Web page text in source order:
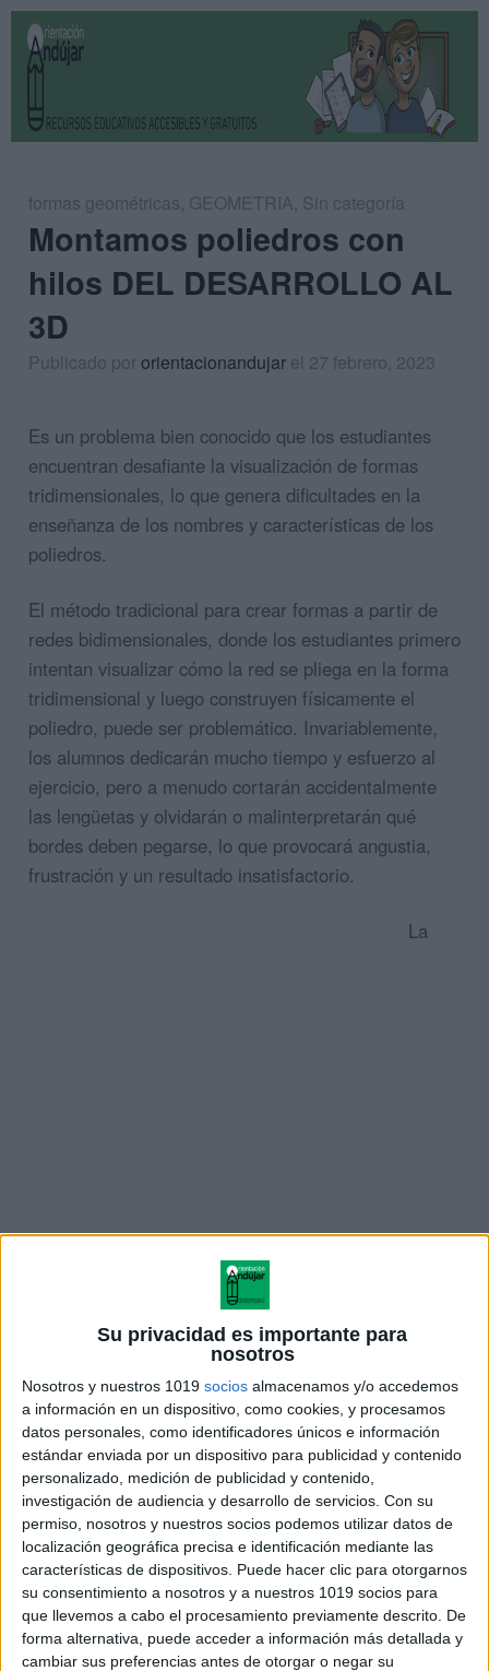
Su privacidad es importante para
nosotros
Nosotros y nuestros 1019 socios almacenamos y/o accedemos
a información en un dispositivo, como cookies, y procesamos
datos personales, como identificadores únicos e información
estándar enviada por un dispositivo para publicidad y contenido
personalizado, medición de publicidad y contenido,
investigación de audiencia y desarrollo de servicios. Con su
permiso, nosotros y nuestros socios podemos utilizar datos de
localización geográfica precisa e identificación mediante las
características de dispositivos. Puede hacer clic para otorgarnos
su consentimiento a nosotros y a nuestros 1019 socios para
que llevemos a cabo el procesamiento previamente descrito. De
forma alternativa, puede acceder a información más detallada y
cambiar sus preferencias antes de otorgar o negar su
formas geométricas, GEOMETRIA, Sin categoría
Montamos poliedros con
hilos DEL DESARROLLO AL
3D
Publicado pororientacionandujar el 27 febrero, 2023
Es un problema bien conocido que los estudiantes
encuentran desafiante la visualización de formas
tridimensionales, lo que genera dificultades en la
enseñanza de los nombres y características de los
poliedros.
El método tradicional para crear formas a partir de
redes bidimensionales, donde los estudiantes primero
intentan visualizar cómo la red se pliega en la forma
tridimensional y luego construyen físicamente el
poliedro, puede ser problemático. Invariablemente,
los alumnos dedicarán mucho tiempo y esfuerzo al
ejercicio, pero a menudo cortarán accidentalmente
las lengüetas y olvidarán o malinterpretarán qué
bordes deben pegarse, lo que provocará angustia,
frustración y un resultado insatisfactorio.
La
geometría es un área de las matemáticas que atrae a
muchos estudiantes, en particular a los pensadores
visuales. Estos estudiantes a menudo se encuentran
entre los que encuentran dificultades con las
matemáticas o no están interesados ​​en la materia.
Por otro lado, no todos los estudiantes que son
buenos en las matemáticas escolares tradicionales
son buenos en el trabajo espacial. Este taller ha sido
diseñado para promover la enseñanza de la
geometría bidimensional y tridimensional en formas
que son visualmente estimulantes para estudiantes
de una amplia gama de habilidades, entre las edades
de 10 y 16 años.